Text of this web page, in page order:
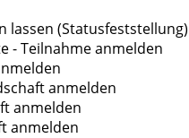
lassen (Statusfeststellung)
- Teilnahme anmelden
anmelden
anmelden
anmelden